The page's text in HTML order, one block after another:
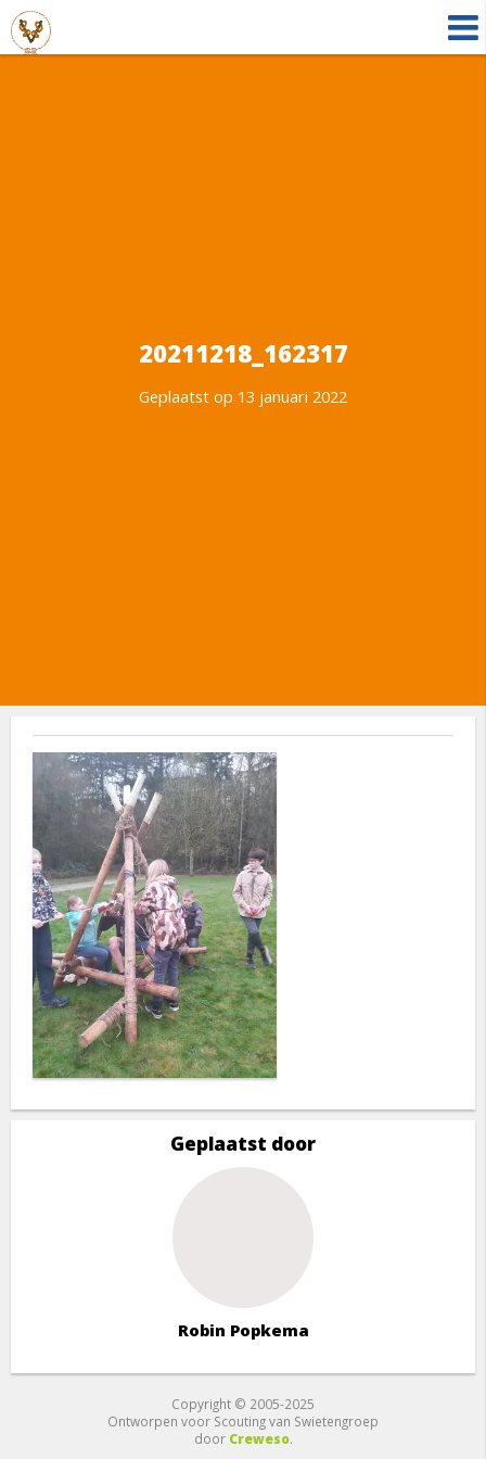
20211218_162317
Geplaatst op 13 januari 2022
Geplaatst door
Robin Popkema
Copyright © 2005-2025
Ontworpen voor Scouting van Swietengroep
door Creweso.